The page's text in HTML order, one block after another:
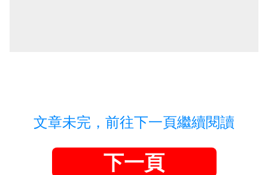
文章未完，前往下一頁繼續閱讀
下一頁